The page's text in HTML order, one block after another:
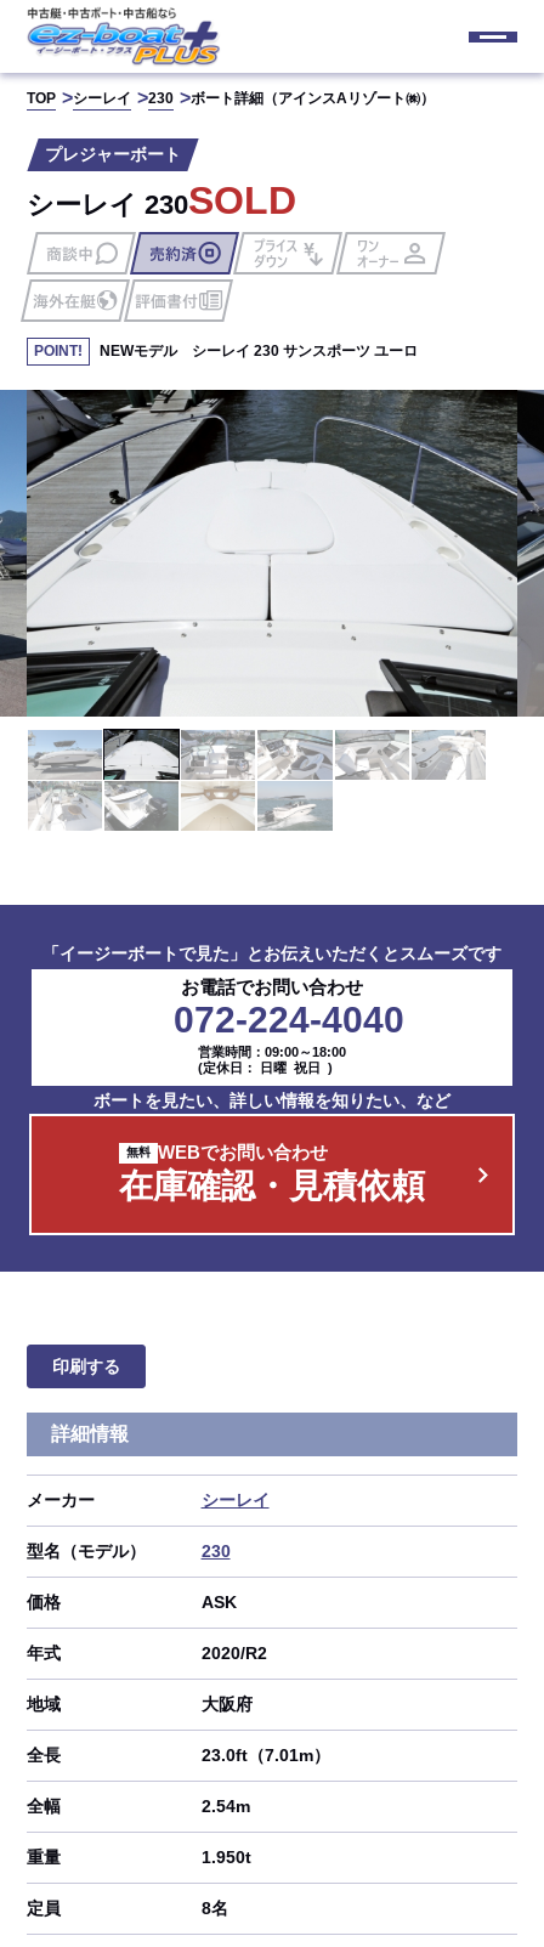
TOP シーレイ 230 ボート詳細（アインスAリゾート㈱）
プレジャーボート
シーレイ 230SOLD
NEWモデル シーレイ 230 サンスポーツ ユーロ
「イージーボートで見た」とお伝えいただくとスムーズです
お電話でお問い合わせ
072-224-4040
営業時間：09:00～18:00
(定休日： 日曜 祝日 )
ボートを見たい、詳しい情報を知りたい、など
WEBでお問い合わせ
在庫確認・見積依頼
印刷する
詳細情報
メーカー シーレイ
型名（モデル） 230
価格 ASK
年式 2020/R2
地域 大阪府
全長 23.0ft（7.01m）
全幅 2.54m
重量 1.950t
定員 8名